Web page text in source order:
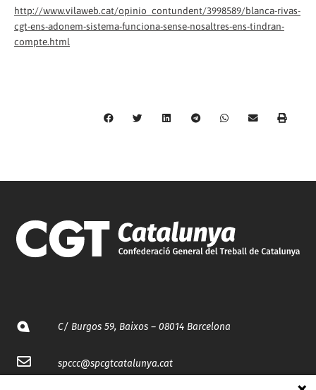
http://www.vilaweb.cat/opinio_contundent/3998589/blanca-rivas-
cgt-ens-adonem-sistema-funciona-sense-nosaltres-ens-tindran-
compte.html
C/ Burgos 59, Baixos – 08014 Barcelona
spccc@spcgtcatalunya.cat